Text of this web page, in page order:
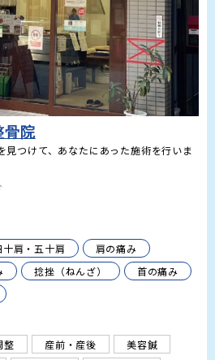
骨院
見つけて、あなたにあった施術を行いま
十肩・五十肩
肩の痛み
捻挫（ねんざ）
首の痛み
整 産前・産後
美容鍼